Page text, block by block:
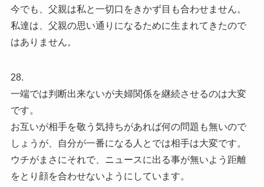
今でも、父親は私と一切口をきかず目も合わせません。
私達は、父親の思い通りになるために生まれてきたので
はありません。
28.
一端では判断出来ないが夫婦関係を継続させるのは大変
です。
お互いが相手を敬う気持ちがあれば何の問題も無いので
しょうが、自分が一番になる人とでは相手は大変です。
ウチがまさにそれで、ニュースに出る事が無いよう距離
をとり顔を合わせないようにしています。